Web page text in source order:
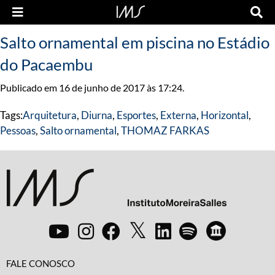
Salto ornamental em piscina no Estádio
do Pacaembu
Publicado em 16 de junho de 2017 às 17:24.
Tags:Arquitetura, Diurna, Esportes, Externa, Horizontal,
Pessoas,Salto ornamental,THOMAZ FARKAS
FALE CONOSCO